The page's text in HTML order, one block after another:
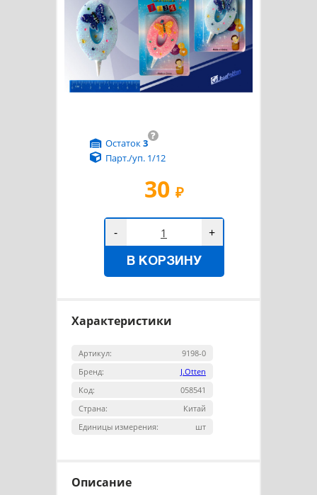
30 ₽
?
Остаток3
Парт./уп. 1/12
- +
В КОРЗИНУ
Характеристики
Артикул:
9198-0
Бренд:
J.Otten
Код:
058541
Страна:
Китай
Единицы измерения:
шт
Описание